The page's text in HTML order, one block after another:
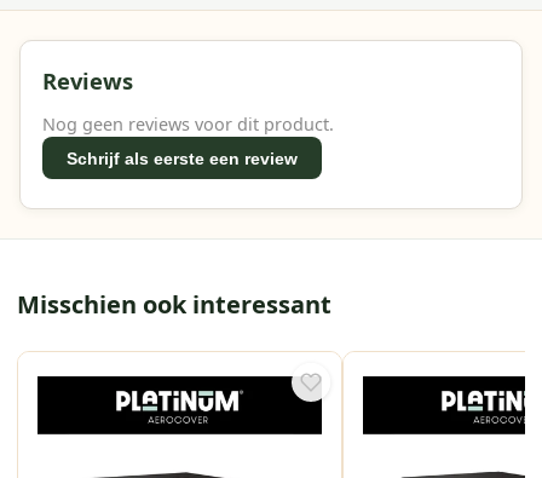
Reviews
Nog geen reviews voor dit product.
Schrijf als eerste een review
Misschien ook interessant